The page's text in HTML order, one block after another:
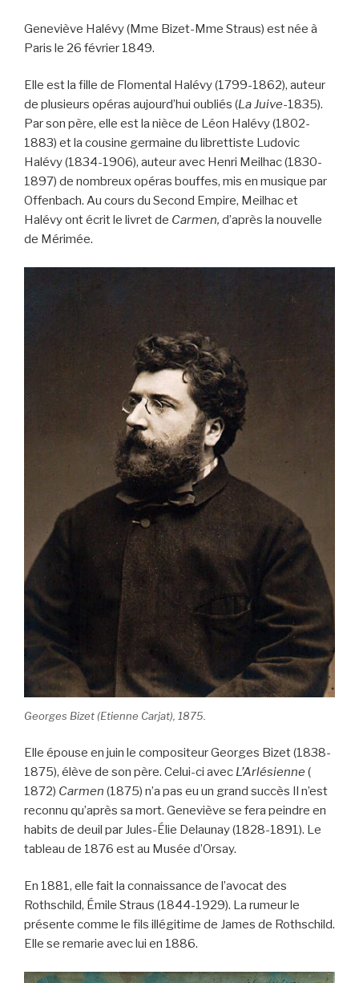
Geneviève Halévy (Mme Bizet-Mme Straus) est née à
Paris le 26 février 1849.
Elle est la fille de Flomental Halévy (1799-1862), auteur
de plusieurs opéras aujourd’hui oubliés (La Juive-1835).
Par son père, elle est la nièce de Léon Halévy (1802-
1883) et la cousine germaine du librettiste Ludovic
Halévy (1834-1906), auteur avec Henri Meilhac (1830-
1897) de nombreux opéras bouffes, mis en musique par
Offenbach. Au cours du Second Empire, Meilhac et
Halévy ont écrit le livret de Carmen, d’après la nouvelle
de Mérimée.
Georges Bizet (Etienne Carjat), 1875.
Elle épouse en juin le compositeur Georges Bizet (1838-
1875), élève de son père. Celui-ci avec L’Arlésienne (
1872) Carmen (1875) n’a pas eu un grand succès Il n’est
reconnu qu’après sa mort. Geneviève se fera peindre en
habits de deuil par Jules-Élie Delaunay (1828-1891). Le
tableau de 1876 est au Musée d’Orsay.
En 1881, elle fait la connaissance de l’avocat des
Rothschild, Émile Straus (1844-1929). La rumeur le
présente comme le fils illégitime de James de Rothschild.
Elle se remarie avec lui en 1886.